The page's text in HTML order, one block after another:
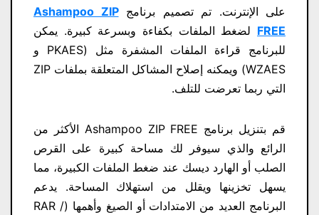
على الإنترنت. تم تصميم برنامجAshampoo ZIP
FREE لضغط الملفات بكفاءة وبسرعة كبيرة. يمكن
للبرنامج قراءة الملفات المشفرة مثل (PKAES و
WZAES) ويمكنه إصلاح المشاكل المتعلقة بملفات ZIP
التي ربما تعرضت للتلف.
قم بتنزيل برنامج Ashampoo ZIP FREE الأكثر من
الرائع والذي سيوفر لك مساحة كبيرة على القرص
الصلب أو الهارد ديسك عند ضغط الملفات الكبيرة، مما
يسهل تخزينها ويقلل من استهلاك المساحة. يدعم
البرنامج العديد من الامتدادات أو الصيغ وأهمها (RAR /